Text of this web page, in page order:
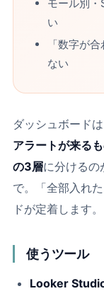
モール別
い
「数字が
ない
ダッシュボードは
アラートが来る
の3層に分けるの
で。「全部入れ
ドが定着します。
使うツール
Looker